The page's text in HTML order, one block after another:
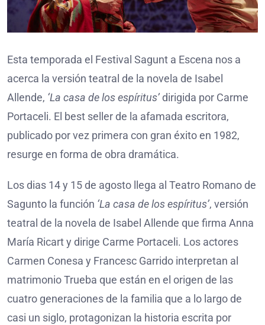
Esta temporada el Festival Sagunt a Escena nos a
acerca la versión teatral de la novela de Isabel
Allende, ‘La casa de los espíritus’dirigida por Carme
Portaceli. El best seller de la afamada escritora,
publicado por vez primera con gran éxito en 1982,
resurge en forma de obra dramática.
Los dias 14 y 15 de agosto llega al Teatro Romano de
Sagunto la función ‘La casa de los espíritus’, versión
teatral de la novela de Isabel Allende que firma Anna
María Ricart y dirige Carme Portaceli. Los actores
Carmen Conesa y Francesc Garrido interpretan al
matrimonio Trueba que están en el origen de las
cuatro generaciones de la familia que a lo largo de
casi un siglo, protagonizan la historia escrita por